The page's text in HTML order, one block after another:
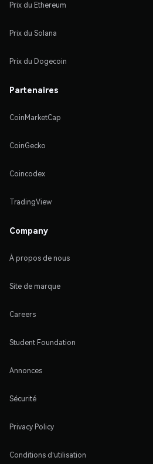
Prix du Ethereum
Prix du Solana
Prix du Dogecoin
Partenaires
CoinMarketCap
CoinGecko
Coincodex
TradingView
Company
À propos de nous
Site de marque
Careers
Student Foundation
Annonces
Sécurité
Privacy Policy
Conditions d'utilisation